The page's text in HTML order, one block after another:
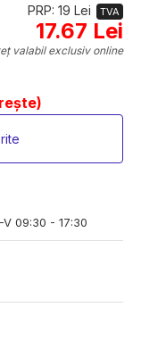
PRP: 19 Lei TVA
17.67 Lei
valabil exclusiv online
V 09:30 - 17:30